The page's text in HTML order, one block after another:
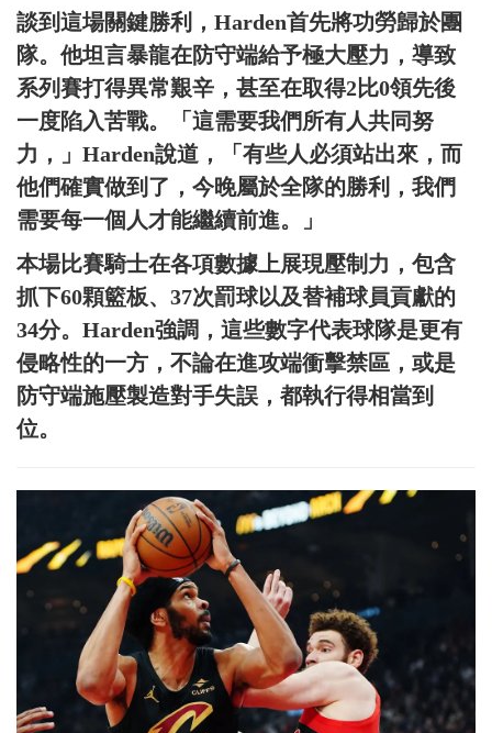
談到這場關鍵勝利，Harden首先將功勞歸於團
隊。他坦言暴龍在防守端給予極大壓力，導致
系列賽打得異常艱辛，甚至在取得2比0領先後
一度陷入苦戰。「這需要我們所有人共同努
力，」Harden說道，「有些人必須站出來，而
他們確實做到了，今晚屬於全隊的勝利，我們
需要每一個人才能繼續前進。」
本場比賽騎士在各項數據上展現壓制力，包含
抓下60顆籃板、37次罰球以及替補球員貢獻的
34分。Harden強調，這些數字代表球隊是更有
侵略性的一方，不論在進攻端衝擊禁區，或是
防守端施壓製造對手失誤，都執行得相當到
位。